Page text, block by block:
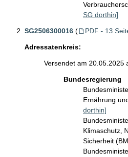
SG dorthin]
SG2506300016 ( PDF - 13
Adressatenkreis:
Versendet am 20.05.2025
Bundesregierung
Ernährung
dorthin]
Klimaschutz,
Sicherheit